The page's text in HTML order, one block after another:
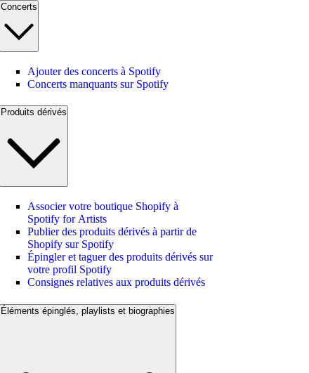
Concerts
Ajouter des concerts à Spotify
Concerts manquants sur Spotify
Produits dérivés
Associer votre boutique Shopify à
Spotify for Artists
Publier des produits dérivés à partir de
Shopify sur Spotify
Épingler et taguer des produits dérivés sur
votre profil Spotify
Consignes relatives aux produits dérivés
Éléments épinglés, playlists et biographies